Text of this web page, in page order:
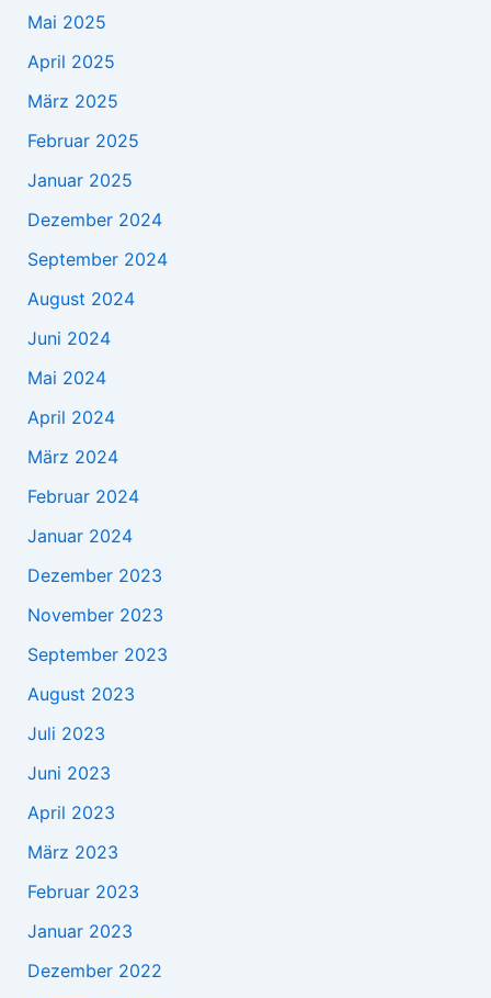
Mai 2025
April 2025
März 2025
Februar 2025
Januar 2025
Dezember 2024
September 2024
August 2024
Juni 2024
Mai 2024
April 2024
März 2024
Februar 2024
Januar 2024
Dezember 2023
November 2023
September 2023
August 2023
Juli 2023
Juni 2023
April 2023
März 2023
Februar 2023
Januar 2023
Dezember 2022